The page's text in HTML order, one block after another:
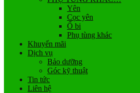
Yên
Cọc yên
Ổ bi
Phụ tùng khác
Khuyến mãi
Dịch vụ
Bảo dưỡng
Góc kỹ thuật
Tin tức
Liên hệ